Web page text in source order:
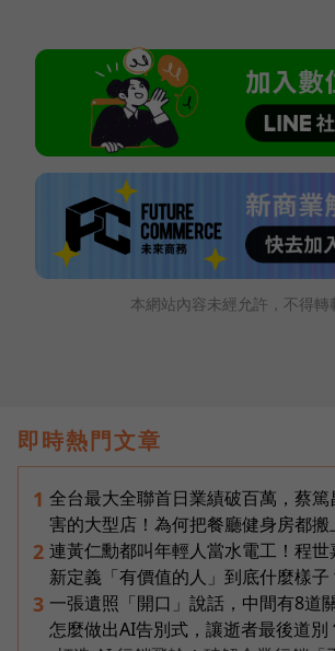
本網站內容未經允許，不得轉
即時熱門文章
1 全台最大全聯首日業績破百萬，蔡
害的大型店！為何把餐廳健身房都搬
2 連黃仁勳都叫年輕人當水電工！程
新定義「有價值的人」到底什麼樣子
3 一張遺照「開口」說話，中間有8道
怎麼做出AI告別式，讓逝者最後道別